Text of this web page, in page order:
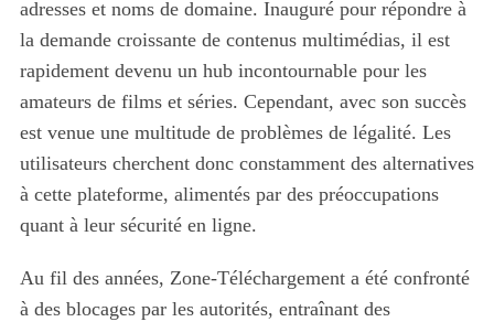
adresses et noms de domaine. Inauguré pour répondre à
la demande croissante de contenus multimédias, il est
rapidement devenu un hub incontournable pour les
amateurs de films et séries. Cependant, avec son succès
est venue une multitude de problèmes de légalité. Les
utilisateurs cherchent donc constamment des alternatives
à cette plateforme, alimentés par des préoccupations
quant à leur sécurité en ligne.
Au fil des années, Zone-Téléchargement a été confronté
à des blocages par les autorités, entraînant des